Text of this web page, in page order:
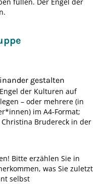
gestalten
der Kulturen auf
– oder mehrere (in
im A4-Format;
Brudereck in der
Bitte erzählen Sie in
was Sie zuletzt
selbst